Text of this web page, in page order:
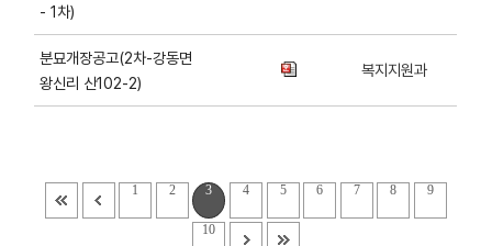
- 1차)
분묘개장공고(2차-강동면
왕신리 산102-2)
복지지원과
1 2 3 4 5 6 7 8 9
10